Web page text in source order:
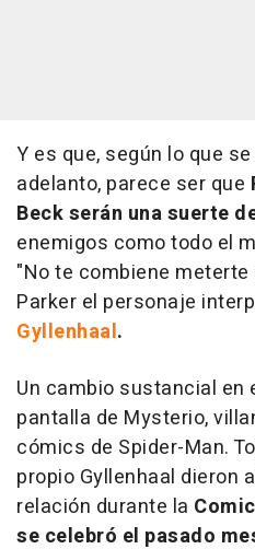
Y es que, según lo que
adelanto, parece ser que
Beck serán una suerte
enemigos como todo el
"No te combiene
Parker el personaje
Gyllenhaal.
Un cambio sustancial en
pantalla de Mysterio,
cómics de Spider-Man.
propio Gyllenhaal dieron
relación durante la
se celebró el pasado